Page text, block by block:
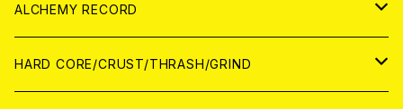
PATCH
アナログ
ALCHEMY RECORD
CD
HARD CORE/CRUST/THRASH/GRIND